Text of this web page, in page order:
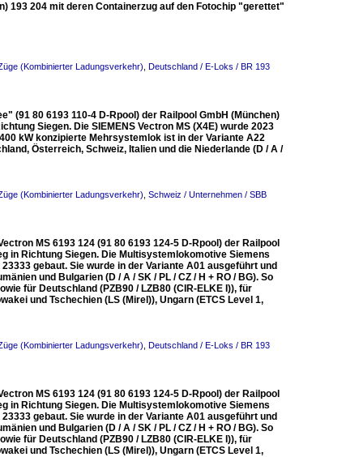
193 204 mit deren Containerzug auf den Fotochip "gerettet"
(Kombinierter Ladungsverkehr) Deutschland / E-Loks / BR 193
(91 80 6193 110-4 D-Rpool) der Railpool GmbH (München)
Siegen. Die SIEMENS Vectron MS (X4E) wurde 2023
kW konzipierte Mehrsystemlok ist in der Variante A22
Österreich, Schweiz, Italien und die Niederlande (D / A /
(Kombinierter Ladungsverkehr) Schweiz / Unternehmen / SBB
MS 6193 124 (91 80 6193 124-5 D-Rpool) der Railpool
in Richtung Siegen. Die Multisystemlokomotive Siemens
gebaut. Sie wurde in der Variante A01 ausgeführt und
und Bulgarien (D / A / SK / PL / CZ / H + RO / BG). So
für Deutschland (PZB90 / LZB80 (CIR-ELKE I)), für
und Tschechien (LS (Mirel)), Ungarn (ETCS Level 1,
(Kombinierter Ladungsverkehr) Deutschland / E-Loks / BR 193
MS 6193 124 (91 80 6193 124-5 D-Rpool) der Railpool
in Richtung Siegen. Die Multisystemlokomotive Siemens
gebaut. Sie wurde in der Variante A01 ausgeführt und
und Bulgarien (D / A / SK / PL / CZ / H + RO / BG). So
für Deutschland (PZB90 / LZB80 (CIR-ELKE I)), für
und Tschechien (LS (Mirel)), Ungarn (ETCS Level 1,